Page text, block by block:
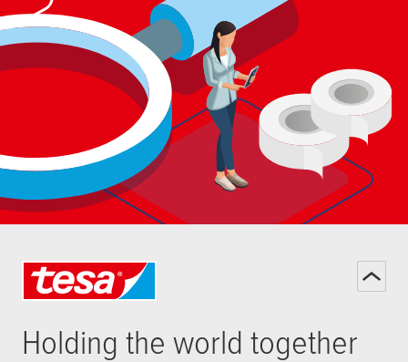
Holding the world together